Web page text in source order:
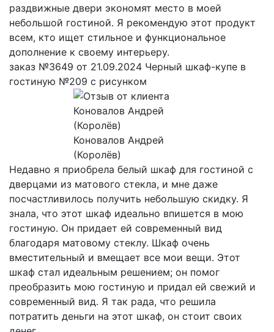
раздвижные двери экономят место в моей
небольшой гостиной. Я рекомендую этот продукт
всем, кто ищет стильное и функциональное
дополнение к своему интерьеру.
заказ №3649 от 21.09.2024 Черный шкаф-купе в
гостиную №209 с рисунком
Коновалов Андрей
(Королёв)
Недавно я приобрела белый шкаф для гостиной с
дверцами из матового стекла, и мне даже
посчастливилось получить небольшую скидку. Я
знала, что этот шкаф идеально впишется в мою
гостиную. Он придает ей современный вид
благодаря матовому стеклу. Шкаф очень
вместительный и вмещает все мои вещи. Этот
шкаф стал идеальным решением; он помог
преобразить мою гостиную и придал ей свежий и
современный вид. Я так рада, что решила
потратить деньги на этот шкаф, он стоит своих